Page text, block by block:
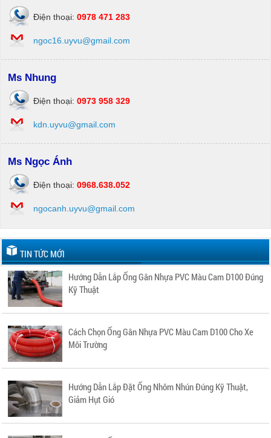
Điện thoại: 0978 471 283
ngoc16.uyvu@gmail.com
Ms Nhung
Điện thoại: 0973 958 329
kdn.uyvu@gmail.com
Ms Ngọc Ánh
Điện thoại: 0968.638.052
ngocanh.uyvu@gmail.com
TIN TỨC MỚI
Hướng Dẫn Lắp Ống Gân Nhựa PVC Màu Cam D100 Đúng
Kỹ Thuật
Cách Chọn Ống Gân Nhựa PVC Màu Cam D100 Cho Xe
Môi Trường
Hướng Dẫn Lắp Đặt Ống Nhôm Nhún Đúng Kỹ Thuật,
Giảm Hụt Gió